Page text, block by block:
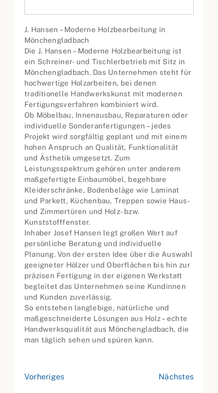
J. Hansen – Moderne Holzbearbeitung in
Mönchengladbach
Die J. Hansen – Moderne Holzbearbeitung ist
ein Schreiner- und Tischlerbetrieb mit Sitz in
Mönchengladbach. Das Unternehmen steht für
hochwertige Holzarbeiten, bei denen
traditionelle Handwerkskunst mit modernen
Fertigungsverfahren kombiniert wird.
Ob Möbelbau, Innenausbau, Reparaturen oder
individuelle Sonderanfertigungen – jedes
Projekt wird sorgfältig geplant und mit einem
hohen Anspruch an Qualität, Funktionalität
und Ästhetik umgesetzt. Zum
Leistungsspektrum gehören unter anderem
maßgefertigte Einbaumöbel, begehbare
Kleiderschränke, Bodenbeläge wie Laminat
und Parkett, Küchenbau, Treppen sowie Haus-
und Zimmertüren und Holz- bzw.
Kunststofffenster.
Inhaber Josef Hansen legt großen Wert auf
persönliche Beratung und individuelle
Planung. Von der ersten Idee über die Auswahl
geeigneter Hölzer und Oberflächen bis hin zur
präzisen Fertigung in der eigenen Werkstatt
begleitet das Unternehmen seine Kundinnen
und Kunden zuverlässig.
So entstehen langlebige, natürliche und
maßgeschneiderte Lösungen aus Holz – echte
Handwerksqualität aus Mönchengladbach, die
man täglich sehen und spüren kann.
Vorheriges Nächstes